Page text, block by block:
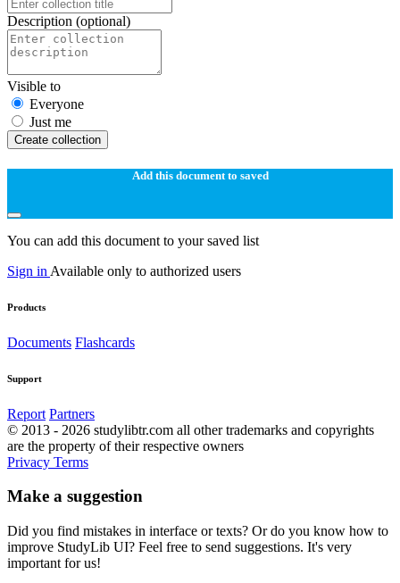
Description (optional)
Visible to
Everyone
Just me
Create collection
Add this document to saved
You can add this document to your saved list
Sign in Available only to authorized users
Products
Documents Flashcards
Support
Report Partners
© 2013 - 2026 studylibtr.com all other trademarks and copyrights
are the property of their respective owners
Privacy Terms
Make a suggestion
Did you find mistakes in interface or texts? Or do you know how to
improve StudyLib UI? Feel free to send suggestions. It's very
important for us!